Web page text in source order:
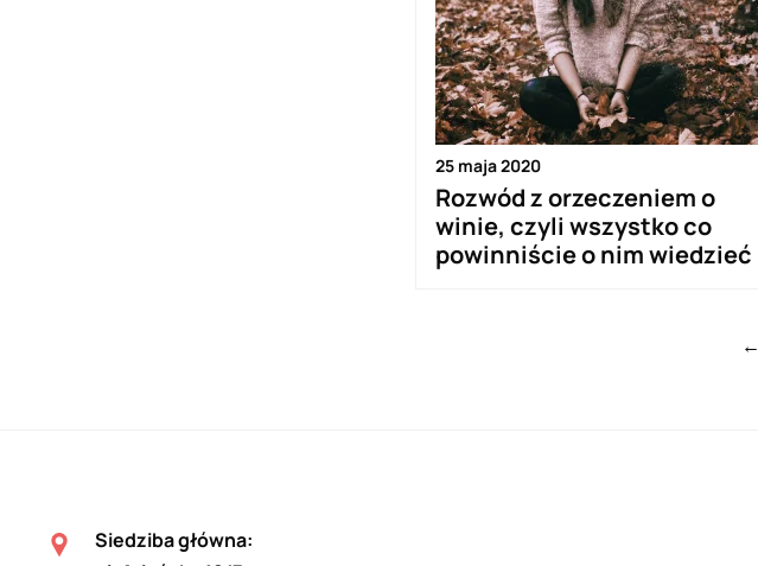
25 maja 2020
Rozwód z orzeczeniem o
winie, czyli wszystko co
powinniście o nim wiedzieć
←
Siedziba główna: